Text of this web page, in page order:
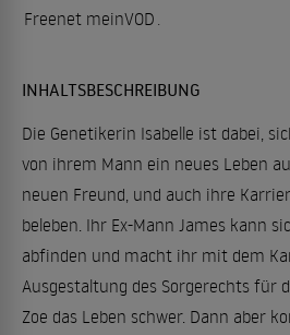
Freenet meinVOD .
INHALTSBESCHREIBUNG
Die Genetikerin Isabelle ist dabei,
von ihrem Mann ein neues Leben
neuen Freund, und auch ihre
beleben. Ihr Ex-Mann James kann
abfinden und macht ihr mit dem
Ausgestaltung des Sorgerechts für
Zoe das Leben schwer. Dann aber